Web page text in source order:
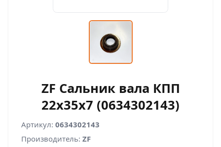
ZF Сальник вала КПП
22х35х7 (0634302143)
Артикул: 0634302143
Производитель: ZF